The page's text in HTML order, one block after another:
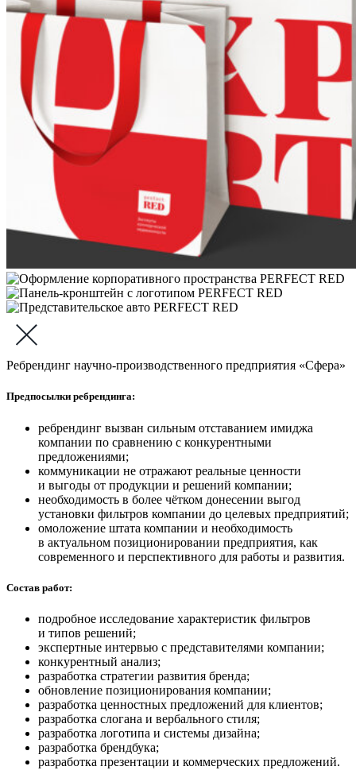
Ребрендинг научно-производственного предприятия «Сфера»
Предпосылки ребрендинга:
ребрендинг вызван сильным отставанием имиджа
компании по сравнению с конкурентными
предложениями;
коммуникации не отражают реальные ценности
и выгоды от продукции и решений компании;
необходимость в более чётком донесении выгод
установки фильтров компании до целевых предприятий;
омоложение штата компании и необходимость
в актуальном позиционировании предприятия, как
современного и перспективного для работы и развития.
Состав работ:
подробное исследование характеристик фильтров
и типов решений;
экспертные интервью с представителями компании;
конкурентный анализ;
разработка стратегии развития бренда;
обновление позиционирования компании;
разработка ценностных предложений для клиентов;
разработка слогана и вербального стиля;
разработка логотипа и системы дизайна;
разработка брендбука;
разработка презентации и коммерческих предложений.